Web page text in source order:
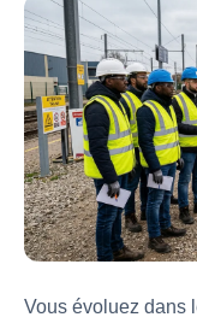
Vous évoluez dans